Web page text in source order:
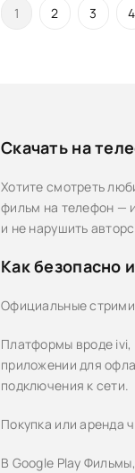
1 2 3 4
Скачать на
Хотите смотреть
фильм на телефон —
и не нарушить
Как безопасно
Официальные
Платформы вроде ivi,
приложении для
подключения к сети.
Покупка или аренда
В Google Play